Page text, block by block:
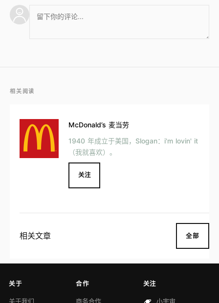
相关阅读
McDonald’s 麦当劳
1940 年成立于美国，Slogan：i'm lovin' it
（我就喜欢）。
关注
相关文章 全部
关于
关于我们
合作
商务合作
关注
小宇宙